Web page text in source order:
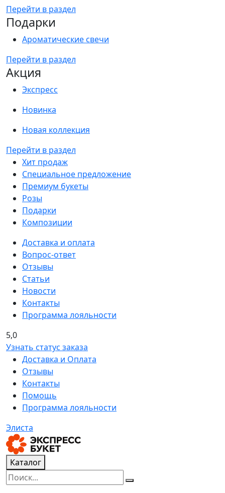
Перейти в раздел
Подарки
Ароматические свечи
Перейти в раздел
Акция
Экспресс
Новинка
Новая коллекция
Перейти в раздел
Хит продаж
Специальное предложение
Премиум букеты
Розы
Подарки
Композиции
Доставка и оплата
Вопрос-ответ
Отзывы
Статьи
Новости
Контакты
Программа лояльности
5,0
Узнать статус заказа
Доставка и Оплата
Отзывы
Контакты
Помощь
Программа лояльности
Элиста
Каталог